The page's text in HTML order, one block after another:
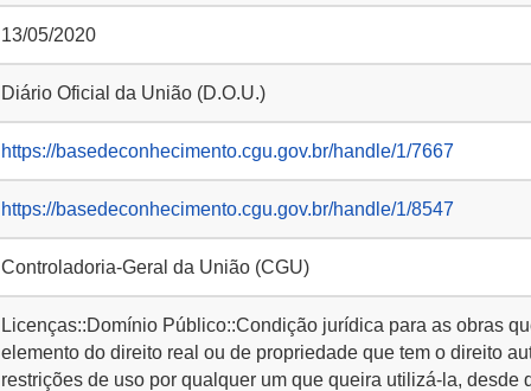
13/05/2020
Diário Oficial da União (D.O.U.)
https://basedeconhecimento.cgu.gov.br/handle/1/7667
https://basedeconhecimento.cgu.gov.br/handle/1/8547
Controladoria-Geral da União (CGU)
Licenças::Domínio Público::Condição jurídica para as obras
elemento do direito real ou de propriedade que tem o direito
restrições de uso por qualquer um que queira utilizá-la, desde